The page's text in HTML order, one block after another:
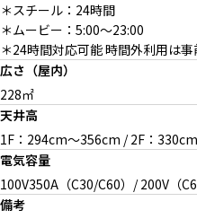
＊スチール：24時間
＊ムービー：5:00〜23:00
＊24時間対応可能 時間外利用は
広さ（屋内）
228㎡
天井高
1F：294cm〜356cm / 2F：
電気容量
100V350A（C30/C60）/ 200V（
備考